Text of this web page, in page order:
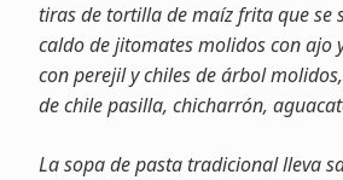
tiras de tortilla de maíz frita que se
caldo de jitomates molidos con ajo
con perejil y chiles de árbol
de chile pasilla, chicharrón,
La sopa de pasta tradicional lleva